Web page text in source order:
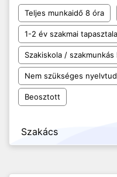
Teljes munkaidő 8 óra
1-2 év szakmai
Szakiskola / szakmunkás
Nem szükséges
Beosztott
Szakács